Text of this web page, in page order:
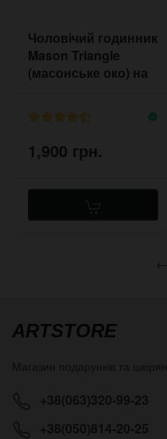
Чоловічий годинник
Mason Triangle
(масонське око) на
1,900 грн.
←
ARTSTORE